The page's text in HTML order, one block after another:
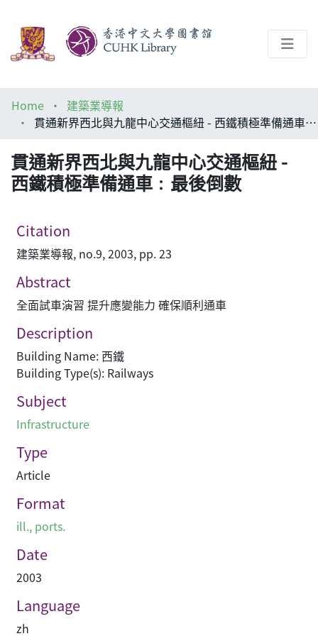
Help
Home
建築業導報
貫通新界西北與九龍中心交通樞紐 - 西鐵積極準備通車﹕最後倒數
貫通新界西北與九龍中心交通樞紐 -
西鐵積極準備通車﹕最後倒數
Citation
建築業導報, no.9, 2003, pp. 23
Abstract
全面試車演習 提升應變能力 確保順利通車
Description
Building Name: 西鐵
Building Type(s): Railways
Subject
Infrastructure
Type
Article
Format
ill., ports.
Date
2003
Language
zh